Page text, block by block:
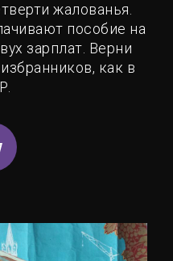
жалованья.
пособие на
зарплат. Верни
как в